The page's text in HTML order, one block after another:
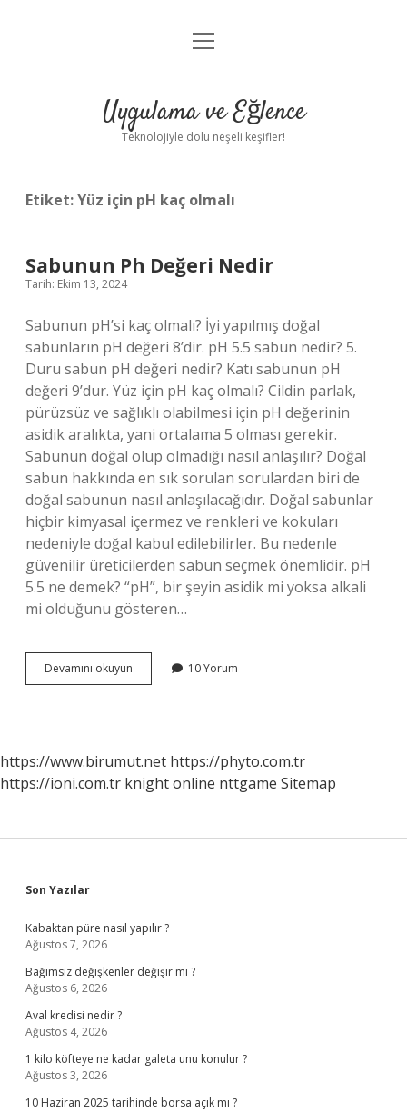
Anasayfa
Yasal Uyarı
menüyü
Uygulama ve Eğlence
Teknolojiyle dolu neşeli keşifler!
Etiket:Yüz için pH kaç olmalı
Sabunun Ph Değeri Nedir
Tarih: Ekim 13, 2024
Sabunun pH’si kaç olmalı? İyi yapılmış doğal
sabunların pH değeri 8’dir. pH 5.5 sabun nedir? 5.
Duru sabun pH değeri nedir? Katı sabunun pH
değeri 9’dur. Yüz için pH kaç olmalı? Cildin parlak,
pürüzsüz ve sağlıklı olabilmesi için pH değerinin
asidik aralıkta, yani ortalama 5 olması gerekir.
Sabunun doğal olup olmadığı nasıl anlaşılır? Doğal
sabun hakkında en sık sorulan sorulardan biri de
doğal sabunun nasıl anlaşılacağıdır. Doğal sabunlar
hiçbir kimyasal içermez ve renkleri ve kokuları
nedeniyle doğal kabul edilebilirler. Bu nedenle
güvenilir üreticilerden sabun seçmek önemlidir. pH
5.5 ne demek? “pH”, bir şeyin asidik mi yoksa alkali
mi olduğunu gösteren…
Devamını okuyun Sabunun
Ph
10 Yorum
https://www.birumut.net https://phyto.com.tr
https://ioni.com.tr knight online nttgame Sitemap
Sidebar
Son Yazılar
Kabaktan püre nasıl yapılır ?
Ağustos 7, 2026
Bağımsız değişkenler değişir mi ?
Ağustos 6, 2026
Aval kredisi nedir ?
Ağustos 4, 2026
1 kilo köfteye ne kadar galeta unu konulur ?
Ağustos 3, 2026
10 Haziran 2025 tarihinde borsa açık mı ?